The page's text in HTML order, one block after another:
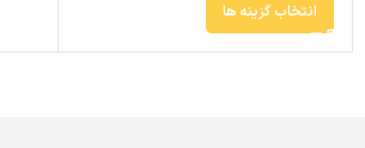
انتخاب گزینه ها